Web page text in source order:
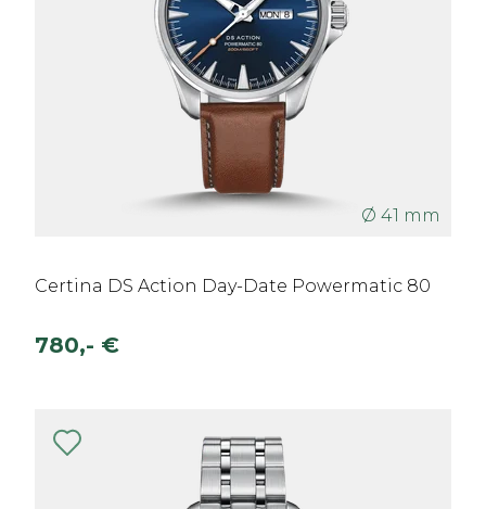
Ø 41 mm
Certina DS Action Day-Date Powermatic 80
780,- €